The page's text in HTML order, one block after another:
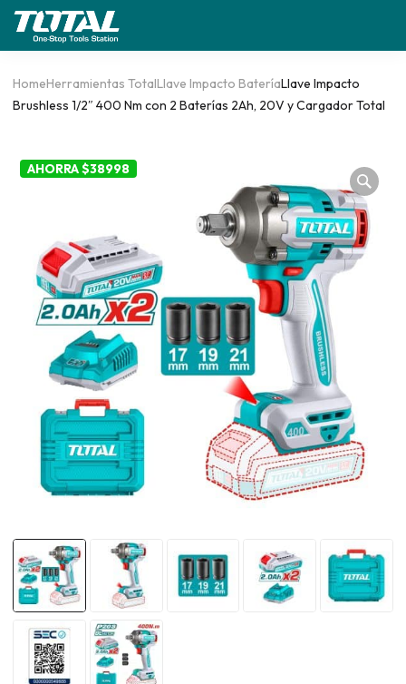
HomeHerramientas TotalLlave Impacto BateríaLlave Impacto
Brushless 1/2″ 400 Nm con 2 Baterías 2Ah, 20V y Cargador Total
AHORRA $38998